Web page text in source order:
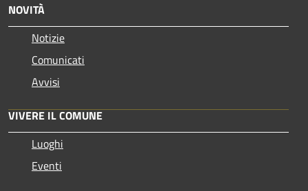
NOVITÀ
Notizie
Comunicati
Avvisi
VIVERE IL COMUNE
Luoghi
Eventi